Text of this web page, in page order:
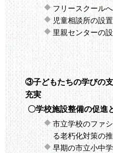
フリースクール
児童相談所の設置
里親センターの
③子どもたちの学びの
充実
〇学校施設整備の促進
市立学校のファ
る老朽化対策の
早期の市立小中